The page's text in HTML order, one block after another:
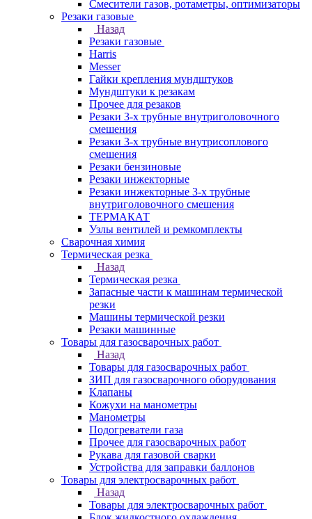
Смесители газов, ротаметры, оптимизаторы
Резаки газовые
Назад
Резаки газовые
Harris
Messer
Гайки крепления мундштуков
Мундштуки к резакам
Прочее для резаков
Резаки 3-х трубные внутриголовочного
смешения
Резаки 3-х трубные внутрисоплового
смешения
Резаки бензиновые
Резаки инжекторные
Резаки инжекторные 3-х трубные
внутриголовочного смешения
ТЕРМАКАТ
Узлы вентилей и ремкомплекты
Сварочная химия
Термическая резка
Назад
Термическая резка
Запасные части к машинам термической
резки
Машины термической резки
Резаки машинные
Товары для газосварочных работ
Назад
Товары для газосварочных работ
ЗИП для газосварочного оборудования
Клапаны
Кожухи на манометры
Манометры
Подогреватели газа
Прочее для газосварочных работ
Рукава для газовой сварки
Устройства для заправки баллонов
Товары для электросварочных работ
Назад
Товары для электросварочных работ